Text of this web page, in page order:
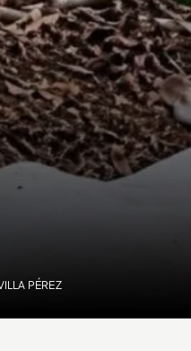
PÉREZ